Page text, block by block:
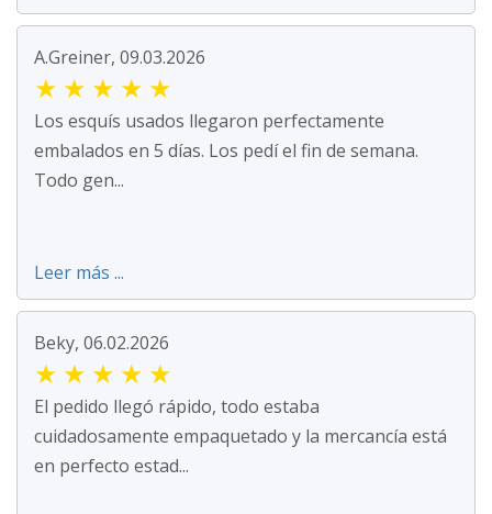
A.Greiner, 09.03.2026
★ ★ ★ ★ ★
Los esquís usados llegaron perfectamente
embalados en 5 días. Los pedí el fin de semana.
Todo gen...
Leer más ...
Beky, 06.02.2026
★ ★ ★ ★ ★
El pedido llegó rápido, todo estaba
cuidadosamente empaquetado y la mercancía está
en perfecto estad...